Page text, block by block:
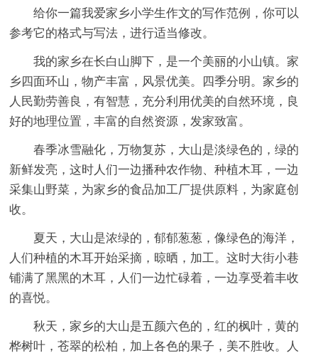
给你一篇我爱家乡小学生作文的写作范例，你可以
参考它的格式与写法，进行适当修改。
我的家乡在长白山脚下，是一个美丽的小山镇。家
乡四面环山，物产丰富，风景优美。四季分明。家乡的
人民勤劳善良，有智慧，充分利用优美的自然环境，良
好的地理位置，丰富的自然资源，发家致富。
春季冰雪融化，万物复苏，大山是淡绿色的，绿的
新鲜发亮，这时人们一边播种农作物、种植木耳，一边
采集山野菜，为家乡的食品加工厂提供原料，为家庭创
收。
夏天，大山是浓绿的，郁郁葱葱，像绿色的海洋，
人们种植的木耳开始采摘，晾晒，加工。这时大街小巷
铺满了黑黑的木耳，人们一边忙碌着，一边享受着丰收
的喜悦。
秋天，家乡的大山是五颜六色的，红的枫叶，黄的
桦树叶，苍翠的松柏，加上各色的果子，美不胜收。人